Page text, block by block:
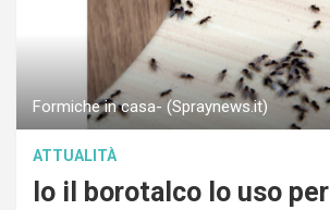
Formiche in casa- (Spraynews.it)
ATTUALITÀ
Io il borotalco lo uso per